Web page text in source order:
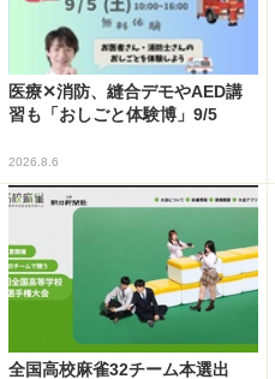
医療✕消防、縫合デモやAED講
習も「おしごと体験博」9/5
2026.8.6
全国高校麻雀32チーム本選出